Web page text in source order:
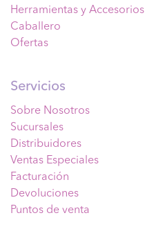
Herramientas y Accesorios
Caballero
Ofertas
Servicios
Sobre Nosotros
Sucursales
Distribuidores
Ventas Especiales
Facturación
Devoluciones
Puntos de venta